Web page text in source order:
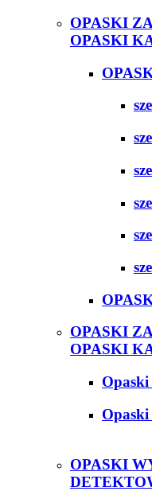
OPASKI
OPASKI
OPASKI
OPASKI
OPASKI